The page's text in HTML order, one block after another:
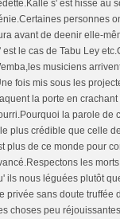
s' est hissé au
personnes
avant de deenir elle-
est le cas de Tabu Ley
musiciens
fois mis sous les
la porte en
la parole de
plus crédible que celle
plus de ce monde pour
les
ils nous léguées plutôt
privée sans doute truffée
choses peu